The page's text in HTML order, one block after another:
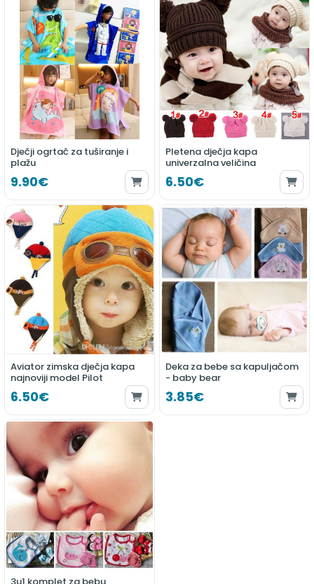
Dječji ogrtač za tuširanje i
plažu
9.90€
Pletena dječja kapa
univerzalna veličina
6.50€
Aviator zimska dječja kapa
najnoviji model Pilot
6.50€
Deka za bebe sa kapuljačom
- baby bear
3.85€